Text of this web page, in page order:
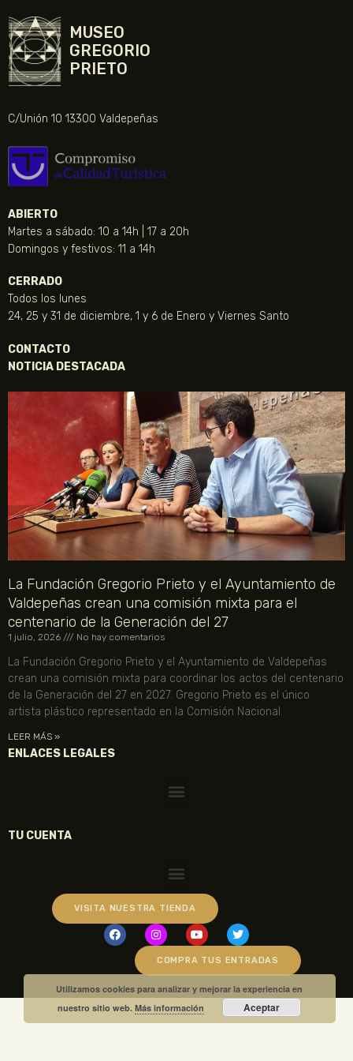
MUSEO
GREGORIO
PRIETO
C/Unión 10 13300 Valdepeñas
ABIERTO
Martes a sábado: 10 a 14h | 17 a 20h
Domingos y festivos: 11 a 14h
CERRADO
Todos los lunes
24, 25 y 31 de diciembre, 1 y 6 de Enero y Viernes Santo
CONTACTO
NOTICIA DESTACADA
La Fundación Gregorio Prieto y el Ayuntamiento de
Valdepeñas crean una comisión mixta para el
centenario de la Generación del 27
1 julio, 2026 No hay comentarios
La Fundación Gregorio Prieto y el Ayuntamiento de Valdepeñas
crean una comisión mixta para coordinar los actos del centenario
de la Generación del 27 en 2027. Gregorio Prieto es el único
artista plástico representado en la Comisión Nacional.
LEER MÁS »
ENLACES LEGALES
TU CUENTA
VISITA NUESTRA TIENDA
COMPRA TUS ENTRADAS
Utilizamos cookies para analizar y mejorar la experiencia en
nuestro sitio web.Más información Aceptar